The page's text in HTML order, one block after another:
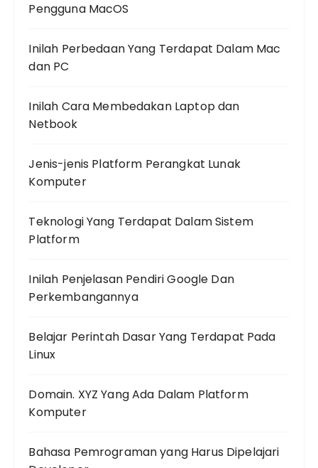
Pengguna MacOS
Inilah Perbedaan Yang Terdapat Dalam Mac
dan PC
Inilah Cara Membedakan Laptop dan
Netbook
Jenis-jenis Platform Perangkat Lunak
Komputer
Teknologi Yang Terdapat Dalam Sistem
Platform
Inilah Penjelasan Pendiri Google Dan
Perkembangannya
Belajar Perintah Dasar Yang Terdapat Pada
Linux
Domain. XYZ Yang Ada Dalam Platform
Komputer
Bahasa Pemrograman yang Harus Dipelajari